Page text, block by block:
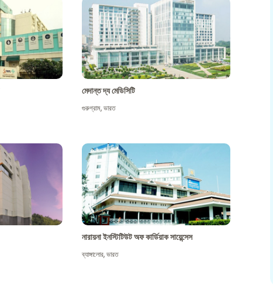
মেদান্ত দ্য মেডিসিটি
গুরুগ্রাম,ভারত
নারায়না ইনস্টিটিউট অফ কার্ডিয়াক সায়েন্সেস
ব্যাঙ্গালোর,ভারত